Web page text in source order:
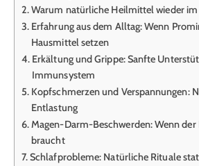
Warum natürliche Heilmittel wieder
Erfahrung aus dem Alltag: Wenn
Hausmittel setzen
Erkältung und Grippe: Sanfte
Immunsystem
Kopfschmerzen und Verspannungen:
Entlastung
Magen-Darm-Beschwerden: Wenn der
braucht
Schlafprobleme: Natürliche Rituale